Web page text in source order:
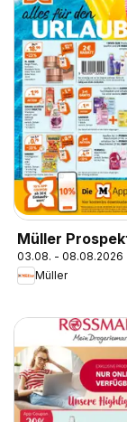
Müller
03.08. - 08.08.2026
Müller